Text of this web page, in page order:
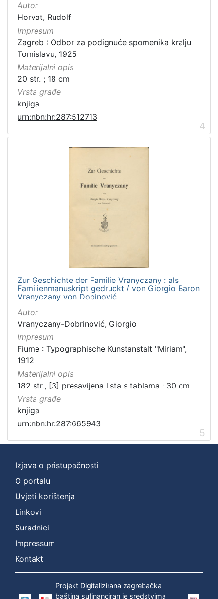
Autor
Horvat, Rudolf
Impresum
Zagreb : Odbor za podignuće spomenika kralju
Tomislavu, 1925
Materijalni opis
20 str. ; 18 cm
Vrsta građe
knjiga
urn:nbn:hr:287:512713
4
Zur Geschichte der Familie Vranyczany : als
Familienmanuskript gedruckt / von Giorgio Baron
Vranyczany von Dobinović
Autor
Vranyczany-Dobrinović, Giorgio
Impresum
Fiume : Typographische Kunstanstalt "Miriam",
1912
Materijalni opis
182 str., [3] presavijena lista s tablama ; 30 cm
Vrsta građe
knjiga
urn:nbn:hr:287:665943
5
Izjava o pristupačnosti
O portalu
Uvjeti korištenja
Linkovi
Suradnici
Impressum
Kontakt
Projekt Digitalizirana zagrebačka
baština sufinanciran je sredstvima